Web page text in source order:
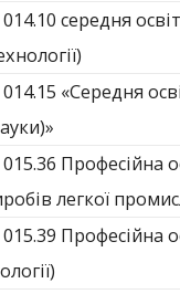
середня
«Середня
Професійна
легкої
Професійна